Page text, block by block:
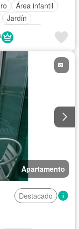
Área infantil
Jardín
Gas natural
Apartamento
Destacado